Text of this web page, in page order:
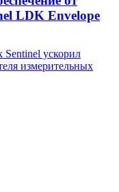
LDK Envelope